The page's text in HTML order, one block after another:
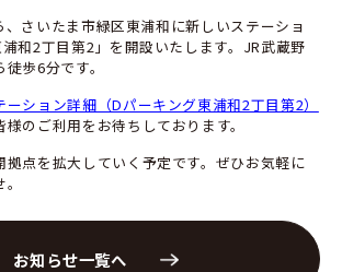
さいたま市緑区東浦和に新しいステーショ
和2丁目第2」を開設いたします。JR武蔵野
歩6分です。
ーション詳細（Dパーキング東浦和2丁目第2）
のご利用をお待ちしております。
拠点を拡大していく予定です。ぜひお気軽に
お知らせ一覧へ